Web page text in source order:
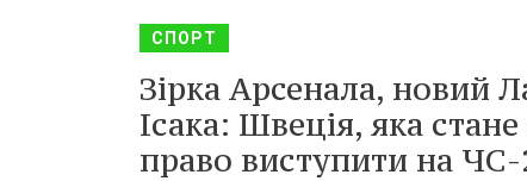
СПОРТ
Зірка Арсенала, новий
Ісака: Швеція, яка
право виступити на ЧС-